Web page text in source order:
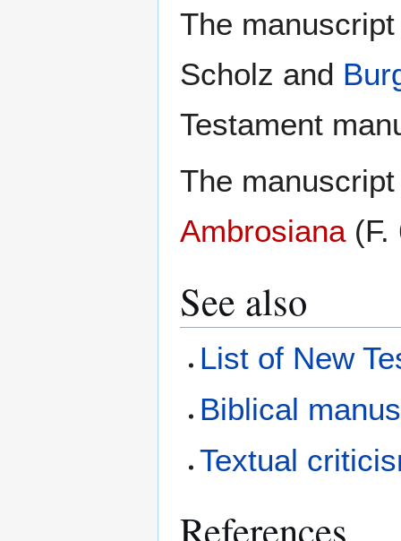
The
Scholz and
Testament
The
Ambrosiana(F.
See also
List of New
Biblical
Textual
References